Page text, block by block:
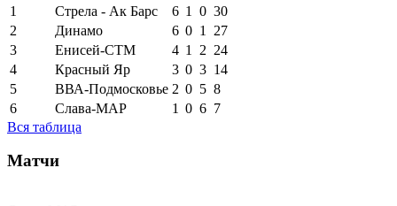
1
Стрела - Ак Барс 6 1 0 30
2
Динамо 6 0 1
27
3
Енисей-СТМ 4 1 2 24
4
Красный Яр 3 0 3 14
5
ВВА-Подмосковье 2 0 5 8
6
Слава-МАР 1 0 6 7
Вся таблица
Матчи